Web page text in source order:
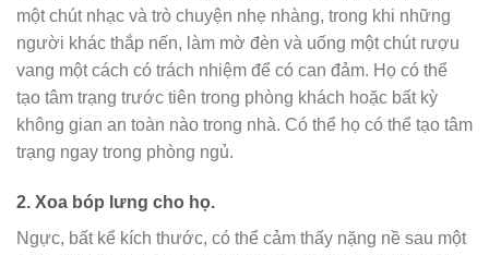
một chút nhạc và trò chuyện nhẹ nhàng, trong khi những
người khác thắp nến, làm mờ đèn và uống một chút rượu
vang một cách có trách nhiệm để có can đảm. Họ có thể
tạo tâm trạng trước tiên trong phòng khách hoặc bất kỳ
không gian an toàn nào trong nhà. Có thể họ có thể tạo tâm
trạng ngay trong phòng ngủ.
2. Xoa bóp lưng cho họ.
Ngực, bất kể kích thước, có thể cảm thấy nặng nề sau một